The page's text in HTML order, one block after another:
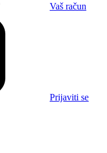
Vaš račun
Prijaviti se